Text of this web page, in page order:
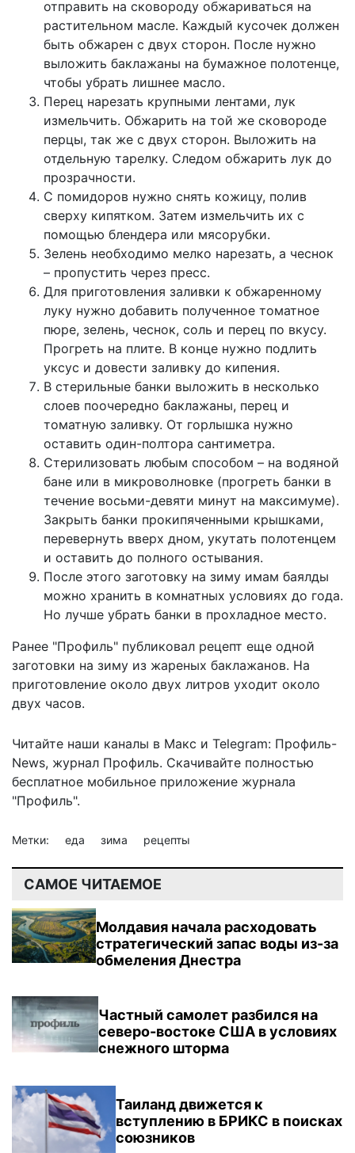
отправить на сковороду обжариваться на
растительном масле. Каждый кусочек должен
быть обжарен с двух сторон. После нужно
выложить баклажаны на бумажное полотенце,
чтобы убрать лишнее масло.
Перец нарезать крупными лентами, лук
измельчить. Обжарить на той же сковороде
перцы, так же с двух сторон. Выложить на
отдельную тарелку. Следом обжарить лук до
прозрачности.
С помидоров нужно снять кожицу, полив
сверху кипятком. Затем измельчить их с
помощью блендера или мясорубки.
Зелень необходимо мелко нарезать, а чеснок
– пропустить через пресс.
Для приготовления заливки к обжаренному
луку нужно добавить полученное томатное
пюре, зелень, чеснок, соль и перец по вкусу.
Прогреть на плите. В конце нужно подлить
уксус и довести заливку до кипения.
В стерильные банки выложить в несколько
слоев поочередно баклажаны, перец и
томатную заливку. От горлышка нужно
оставить один-полтора сантиметра.
Стерилизовать любым способом – на водяной
бане или в микроволновке (прогреть банки в
течение восьми-девяти минут на максимуме).
Закрыть банки прокипяченными крышками,
перевернуть вверх дном, укутать полотенцем
и оставить до полного остывания.
После этого заготовку на зиму имам баялды
можно хранить в комнатных условиях до года.
Но лучше убрать банки в прохладное место.
Ранее "Профиль" публиковал рецепт еще одной
заготовки на зиму из жареных баклажанов. На
приготовление около двух литров уходит около
двух часов.
Читайте наши каналы в Макс и Telegram: Профиль-
News, журнал Профиль. Скачивайте полностью
бесплатное мобильное приложение журнала
"Профиль".
Метки: еда зима рецепты
САМОЕ ЧИТАЕМОЕ
Молдавия начала расходовать
стратегический запас воды из-за
обмеления Днестра
Частный самолет разбился на
северо-востоке США в условиях
снежного шторма
Таиланд движется к
вступлению в БРИКС в поисках
союзников